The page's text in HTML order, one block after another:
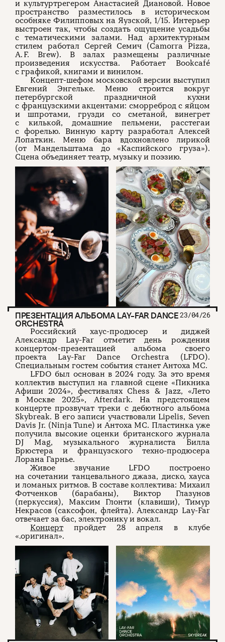
и культуртрегером Анастасией Диановой. Новое
пространство разместилось в историческом
особняке Филипповых на Яузской, 1/15. Интерьер
выстроен так, чтобы создать ощущение усадьбы
с тематическими залами. Над архитектурным
стилем работал Сергей Семич (Camorra Pizza,
A. F. Brew). В залах размещены различные
произведения искусства. Работает Bookcafé
с графикой, книгами и винилом.
Концепт-шефом московской версии выступил
Евгений Энгельке. Меню строится вокруг
петербургской праздничной кухни
с французскими акцентами: сморреброд с яйцом
и шпротами, грузди со сметаной, винегрет
с килькой, домашние пельмени, расстегаи
с форелью. Винную карту разработал Алексей
Лопаткин. Меню бара вдохновлено лирикой
(от Мандельштама до «Каспийского груза»).
Сцена объединяет театр, музыку и поэзию.
ПРЕЗЕНТАЦИЯ АЛЬБОМА LAY-FAR DANCE
ORCHESTRA
23/04/26
Российский хаус-продюсер и диджей
Александр Lay-Far отметит день рождения
концертом-презентацией альбома своего
проекта Lay-Far Dance Orchestra (LFDO).
Специальным гостем события станет Антоха MC.
LFDO был основан в 2024 году. За это время
коллектив выступил на главной сцене «Пикника
Афиши 2024», фестивалях Chess & Jazz, «Лето
в Москве 2025», Afterdark. На предстоящем
концерте прозвучат треки с дебютного альбома
Skybreak. В его записи участвовали Lipelis, Seven
Davis Jr. (Ninja Tune) и Антоха MC. Пластинка уже
получила высокие оценки британского журнала
DJ Mag, музыкального журналиста Билла
Брюстера и французского техно-продюсера
Лорана Гарнье.
Живое звучание LFDO построено
на сочетании танцевального джаза, диско, хауса
и ломаных ритмов. В составе коллектива: Михаил
Фотченков (барабаны), Виктор Глазунов
(перкуссия), Максим Глонти (клавиши), Тимур
Некрасов (саксофон, флейта). Александр Lay-Far
отвечает за бас, электронику и вокал.
Концерт пройдет 28 апреля в клубе
«.оригинал».